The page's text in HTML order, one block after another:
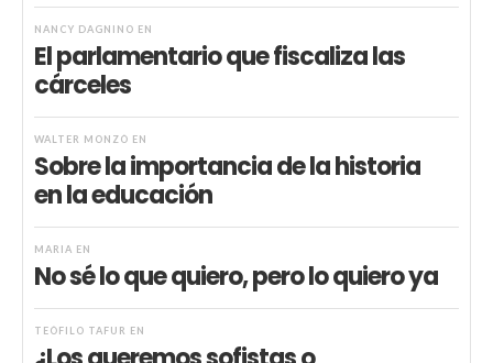
NANCY DAGNINO EN
El parlamentario que fiscaliza las
cárceles
WALTER MONZÓ EN
Sobre la importancia de la historia
en la educación
MARIA EN
No sé lo que quiero, pero lo quiero ya
TEÓFILO TAFUR EN